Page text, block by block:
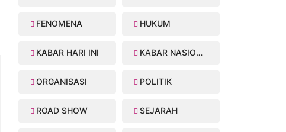
FENOMENA HUKUM
KABAR HARI INI KABAR NASIONAL
ORGANISASI POLITIK
ROAD SHOW SEJARAH